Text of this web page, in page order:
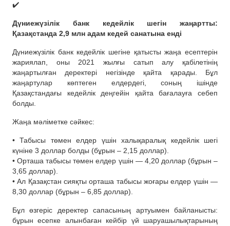
✔️
Дүниежүзілік банк кедейлік шегін жаңартты:
Қазақстанда 2,9 млн адам кедей санатына енді
Дүниежүзілік банк кедейлік шегіне қатысты жаңа есептерін
жариялап, оны 2021 жылғы сатып алу қабілетінің
жаңартылған деректері негізінде қайта қарады. Бұл
жаңартулар көптеген елдердегі, соның ішінде
Қазақстандағы кедейлік деңгейін қайта бағалауға себеп
болды.
Жаңа мәліметке сәйкес:
• Табысы төмен елдер үшін халықаралық кедейлік шегі
күніне 3 доллар болды (бұрын – 2,15 доллар).
• Орташа табысы төмен елдер үшін — 4,20 доллар (бұрын –
3,65 доллар).
• Ал Қазақстан сияқты орташа табысы жоғары елдер үшін —
8,30 доллар (бұрын – 6,85 доллар).
Бұл өзгеріс деректер сапасының артуымен байланысты:
бұрын есепке алынбаған кейбір үй шаруашылықтарының